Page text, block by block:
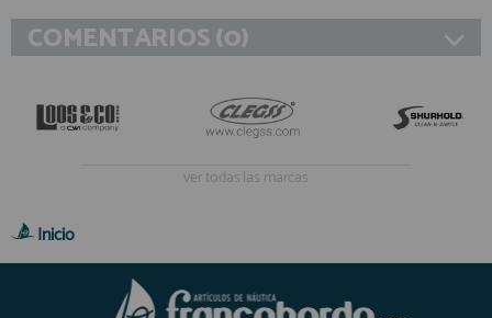
COMENTARIOS (0)
ver todas las marcas
Inicio